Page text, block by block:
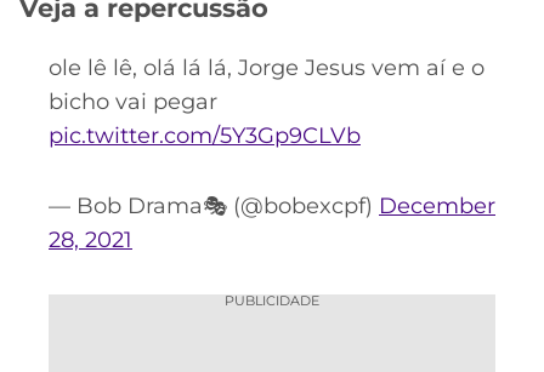
Veja a repercussão
ole lê lê, olá lá lá, Jorge Jesus vem aí e o
bicho vai pegar
pic.twitter.com/5Y3Gp9CLVb
— Bob Drama🎭 (@bobexcpf) December
28, 2021
PUBLICIDADE